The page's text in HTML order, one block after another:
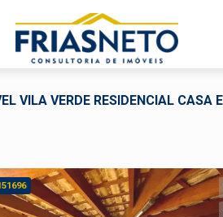
VILA VERDE RESIDENCIAL